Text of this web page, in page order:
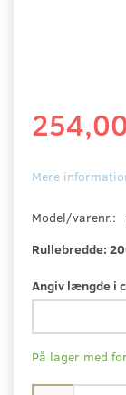
Mere
Model/varenr.:
Rullebredde:
Angiv længde i
På lager med